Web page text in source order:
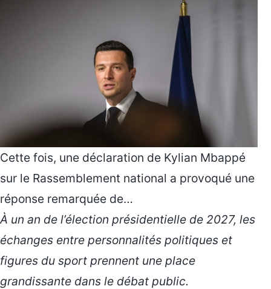
Cette fois, une déclaration de Kylian Mbappé
sur le Rassemblement national a provoqué une
réponse remarquée de…
À un an de l’élection présidentielle de 2027, les
échanges entre personnalités politiques et
figures du sport prennent une place
grandissante dans le débat public.